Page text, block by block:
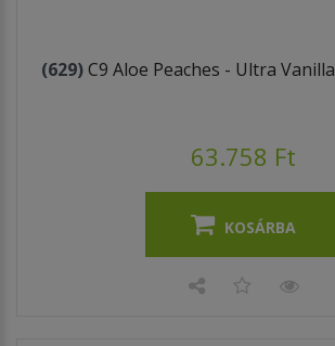
(629)C9 Aloe Peaches - Ultra Vanilla
63.758 Ft
KOSÁRBA